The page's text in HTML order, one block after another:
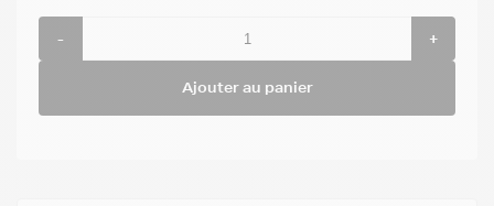
- +
Ajouter au panier